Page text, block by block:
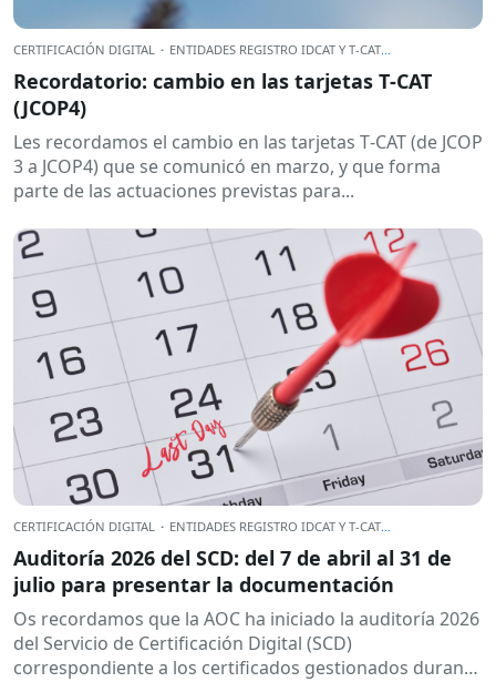
CERTIFICACIÓN DIGITAL · ENTIDADES REGISTRO IDCAT Y T-CAT...
Recordatorio: cambio en las tarjetas T‑CAT
(JCOP4)
Les recordamos el cambio en las tarjetas T‑CAT (de JCOP
3 a JCOP4) que se comunicó en marzo, y que forma
parte de las actuaciones previstas para...
CERTIFICACIÓN DIGITAL · ENTIDADES REGISTRO IDCAT Y T-CAT...
Auditoría 2026 del SCD: del 7 de abril al 31 de
julio para presentar la documentación
Os recordamos que la AOC ha iniciado la auditoría 2026
del Servicio de Certificación Digital (SCD)
correspondiente a los certificados gestionados durante